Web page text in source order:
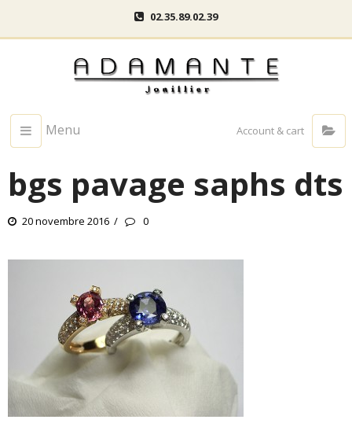
02.35.89.02.39
Menu Account & cart
bgs pavage saphs dts
20 novembre 2016 0